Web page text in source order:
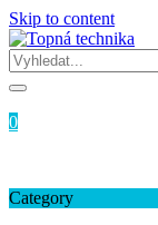
Skip to content
0
Category